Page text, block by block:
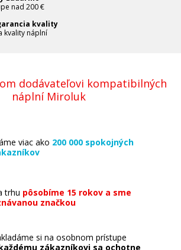
Pridať do košíka
Originálna náplň
16,90 €
nad 200 €
kvality
kvality náplní
dodávateľovi kompatibilných
náplní Miroluk
viac ako 200 000 spokojných
trhu pôsobíme 15 rokov a sme
značkou
si na osobnom prístupe
zákazníkovi sa ochotne